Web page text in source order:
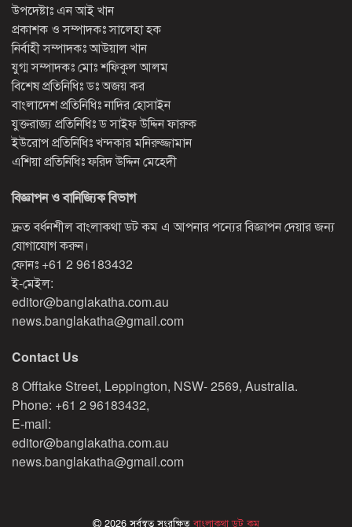
উপদেষ্টাঃ এন আই খান
প্রকাশক ও সম্পাদকঃ সালেহা হক
নির্বাহী সম্পাদকঃ আউয়াল খান
যুগ্ম সম্পাদকঃ মোঃ শফিকুল আলম
বিশেষ প্রতিনিধিঃ ডঃ অজয় কর
বাংলাদেশ প্রতিনিধিঃ নাদির হোসাইন
যুক্তরাজ্য প্রতিনিধিঃ ড সাইফ উদ্দিন ফারুক
ইউরোপ প্রতিনিধিঃ খন্দকার মনিরুজ্জামান
এশিয়া প্রতিনিধিঃ ফরিদ উদ্দিন মেহেদী
বিজ্ঞাপন ও বানিজ্যিক বিভাগ
দ্রুত বর্ধনশীল বাংলাকথা ডট কম এ আপনার পন্যের বিজ্ঞাপন দেয়ার জন্য
যোগাযোগ করুন।
ফোনঃ +61 2 96183432
ই-মেইল:
editor@banglakatha.com.au
news.banglakatha@gmail.com
Contact Us
8 Offtake Street, Leppington, NSW- 2569, Australia.
Phone: +61 2 96183432,
E-mail:
editor@banglakatha.com.au
news.banglakatha@gmail.com
2026 সর্বস্বত্ব সংরক্ষিতবাংলাকথা ডট কম